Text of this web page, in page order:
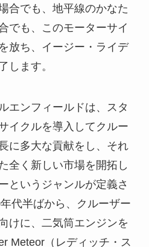
合でも、地平線のかなた
でも、このモーターサイ
放ち、イージー・ライデ
します。
エンフィールドは、スタ
イクルを導入してクルー
に多大な貢献をし、それ
全く新しい市場を開拓し
というジャンルが定義さ
代半ばから、クルーザー
けに、二気筒エンジンを
Meteor（レディッチ・ス